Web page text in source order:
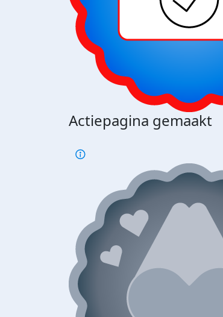
Actiepagina gemaakt